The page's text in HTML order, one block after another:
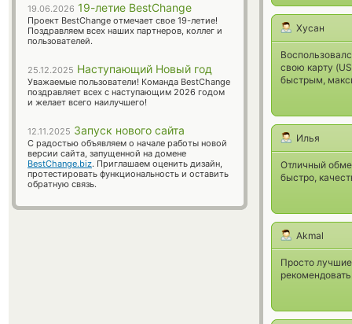
Хусан
свою карту
быстрым,
Илья
Отличный
быстро,
Akmal
Просто
19.06.2026 19-летие BestChange
Проект BestChange отмечает свое 19-летие!
Поздравляем всех наших партнеров, коллег и
пользователей.
25.12.2025 Наступающий Новый год
Уважаемые пользователи! Команда BestChange
поздравляет всех с наступающим 2026 годом
и желает всего наилучшего!
12.11.2025 Запуск нового сайта
С радостью объявляем о начале работы новой
версии сайта, запущенной на домене
BestChange.biz. Приглашаем оценить дизайн,
протестировать функциональность и оставить
обратную связь.